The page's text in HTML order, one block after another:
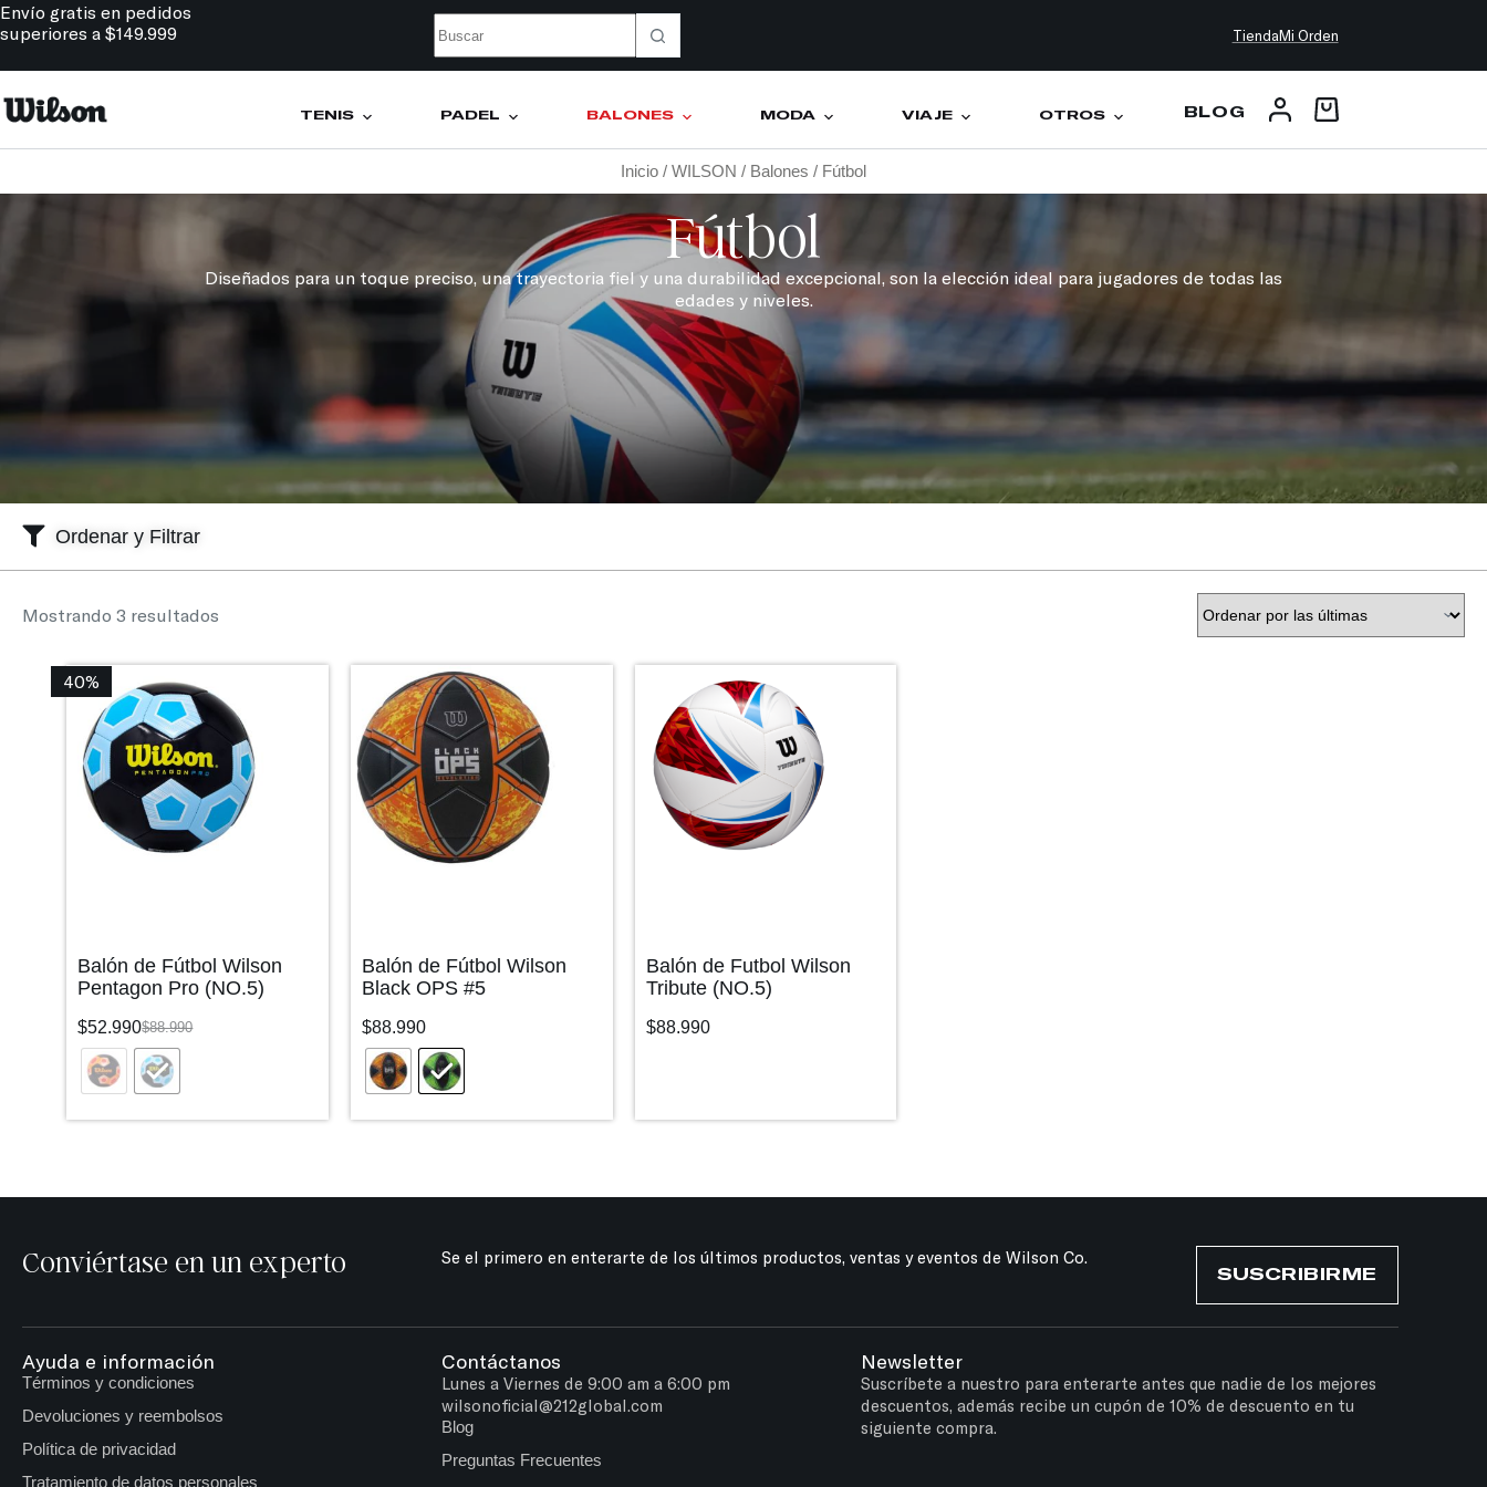
Envío gratis en pedidos
superiores a $149.999
TiendaMi Orden
TENIS PÁDEL BALONES MODA VIAJE OTROS BLOG
Inicio / WILSON / Balones / Fútbol
Fútbol
Diseñados para un toque preciso, una trayectoria fiel y una durabilidad excepcional, son la elección ideal para jugadores de todas las
edades y niveles.
Ordenar y Filtrar
Mostrando 3 resultados
40%
Balón de Fútbol Wilson
Pentagon Pro (NO.5)
$88.990
$52.990
Balón de Fútbol Wilson
Black OPS #5
$88.990
Balón de Futbol Wilson
Tribute (NO.5)
$88.990
Conviértase en un experto Se el primero en enterarte de los últimos productos, ventas y eventos de Wilson Co.
SUSCRIBIRME
Ayuda e información
Términos y condiciones
Devoluciones y reembolsos
Política de privacidad
Tratamiento de datos personales
Contáctanos
Lunes a Viernes de 9:00 am a 6:00 pm
wilsonoficial@212global.com
Blog
Preguntas Frecuentes
Newsletter
Suscríbete a nuestro para enterarte antes que nadie de los mejores
descuentos, además recibe un cupón de 10% de descuento en tu
siguiente compra.